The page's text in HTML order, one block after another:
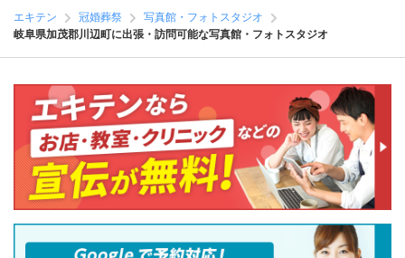
エキテン 冠婚葬祭
写真館・フォトスタジオ
岐阜県加茂郡川辺町に出張・訪問可能な写真館・フォトスタジオ